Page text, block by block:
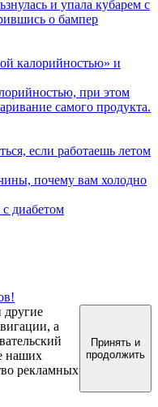
и упала кубарем с
о бампер
калорийностью» и
при этом
самого продукта.
если работаешь летом
почему вам холодно
диабетом
другие
а
наших
рекламных
Принять и
продолжить